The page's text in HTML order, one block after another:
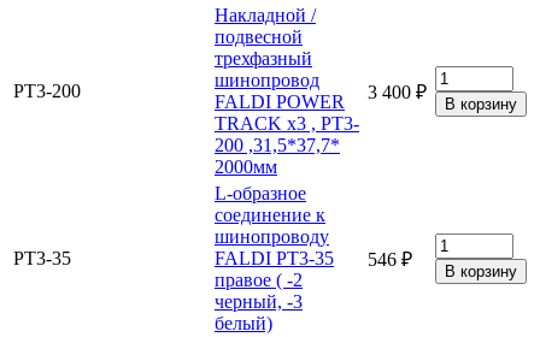
PT3-200
Накладной /
подвесной
трехфазный
шинопровод
FALDI POWER
TRACK x3 , PT3-
200 ,31,5*37,7*
2000мм
3 400 ₽
PT3-35
L-образное
соединение к
шинопроводу
FALDI PT3-35
правое ( -2
черный, -3
белый)
546 ₽